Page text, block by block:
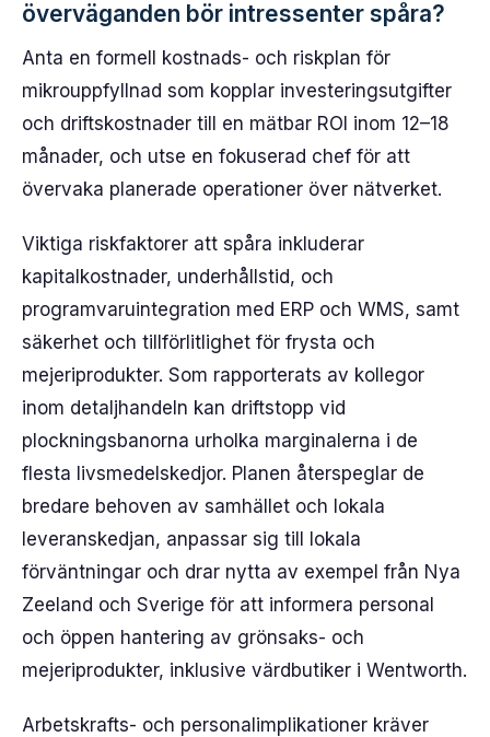
överväganden bör intressenter spåra?
Anta en formell kostnads- och riskplan för
mikrouppfyllnad som kopplar investeringsutgifter
och driftskostnader till en mätbar ROI inom 12–18
månader, och utse en fokuserad chef för att
övervaka planerade operationer över nätverket.
Viktiga riskfaktorer att spåra inkluderar
kapitalkostnader, underhållstid, och
programvaruintegration med ERP och WMS, samt
säkerhet och tillförlitlighet för frysta och
mejeriprodukter. Som rapporterats av kollegor
inom detaljhandeln kan driftstopp vid
plockningsbanorna urholka marginalerna i de
flesta livsmedelskedjor. Planen återspeglar de
bredare behoven av samhället och lokala
leveranskedjan, anpassar sig till lokala
förväntningar och drar nytta av exempel från Nya
Zeeland och Sverige för att informera personal
och öppen hantering av grönsaks- och
mejeriprodukter, inklusive värdbutiker i Wentworth.
Arbetskrafts- och personalimplikationer kräver